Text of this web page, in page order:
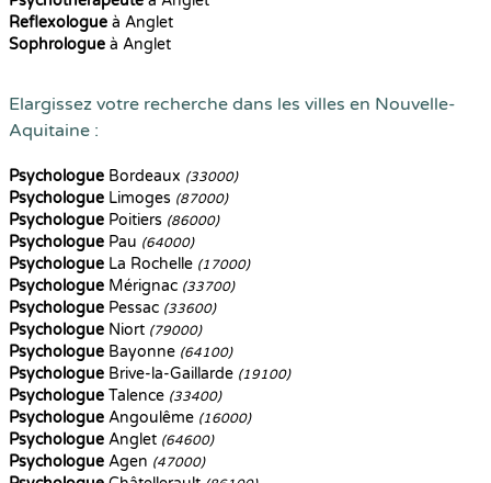
Reflexologue à Anglet
Sophrologue à Anglet
Elargissez votre recherche dans les villes en Nouvelle-
Aquitaine :
Psychologue Bordeaux (33000)
Psychologue Limoges (87000)
Psychologue Poitiers (86000)
Psychologue Pau (64000)
Psychologue La Rochelle (17000)
Psychologue Mérignac (33700)
Psychologue Pessac (33600)
Psychologue Niort (79000)
Psychologue Bayonne (64100)
Psychologue Brive-la-Gaillarde (19100)
Psychologue Talence (33400)
Psychologue Angoulême (16000)
Psychologue Anglet (64600)
Psychologue Agen (47000)